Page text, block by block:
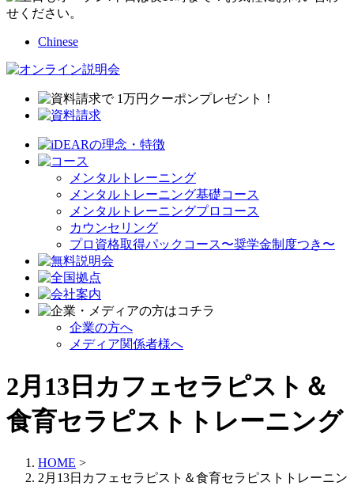
Chinese
メンタルトレーニング
メンタルトレーニング基礎コース
メンタルトレーニングプロコース
カウンセリング
プロ資格取得パックコース〜奨学金制度つき〜
企業の方へ
メディア関係者様へ
2月13日カフェセラピスト＆
食育セラピストトレーニング
HOME >
2月13日カフェセラピスト＆食育セラピストトレーニン